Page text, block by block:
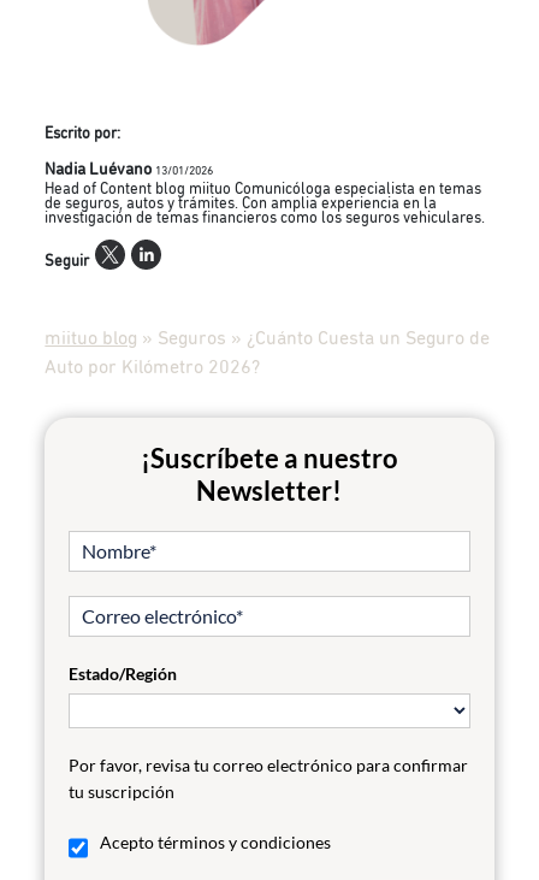
Escrito por:
Nadia Luévano 13/01/2026
Head of Content blog miituo Comunicóloga especialista en temas
de seguros, autos y trámites. Con amplia experiencia en la
investigación de temas financieros como los seguros vehiculares.
Seguir
miituo blog » Seguros » ¿Cuánto Cuesta un Seguro de
Auto por Kilómetro 2026?
¡Suscríbete a nuestro
Newsletter!
Estado/Región
Por favor, revisa tu correo electrónico para confirmar
tu suscripción
Acepto términos y condiciones